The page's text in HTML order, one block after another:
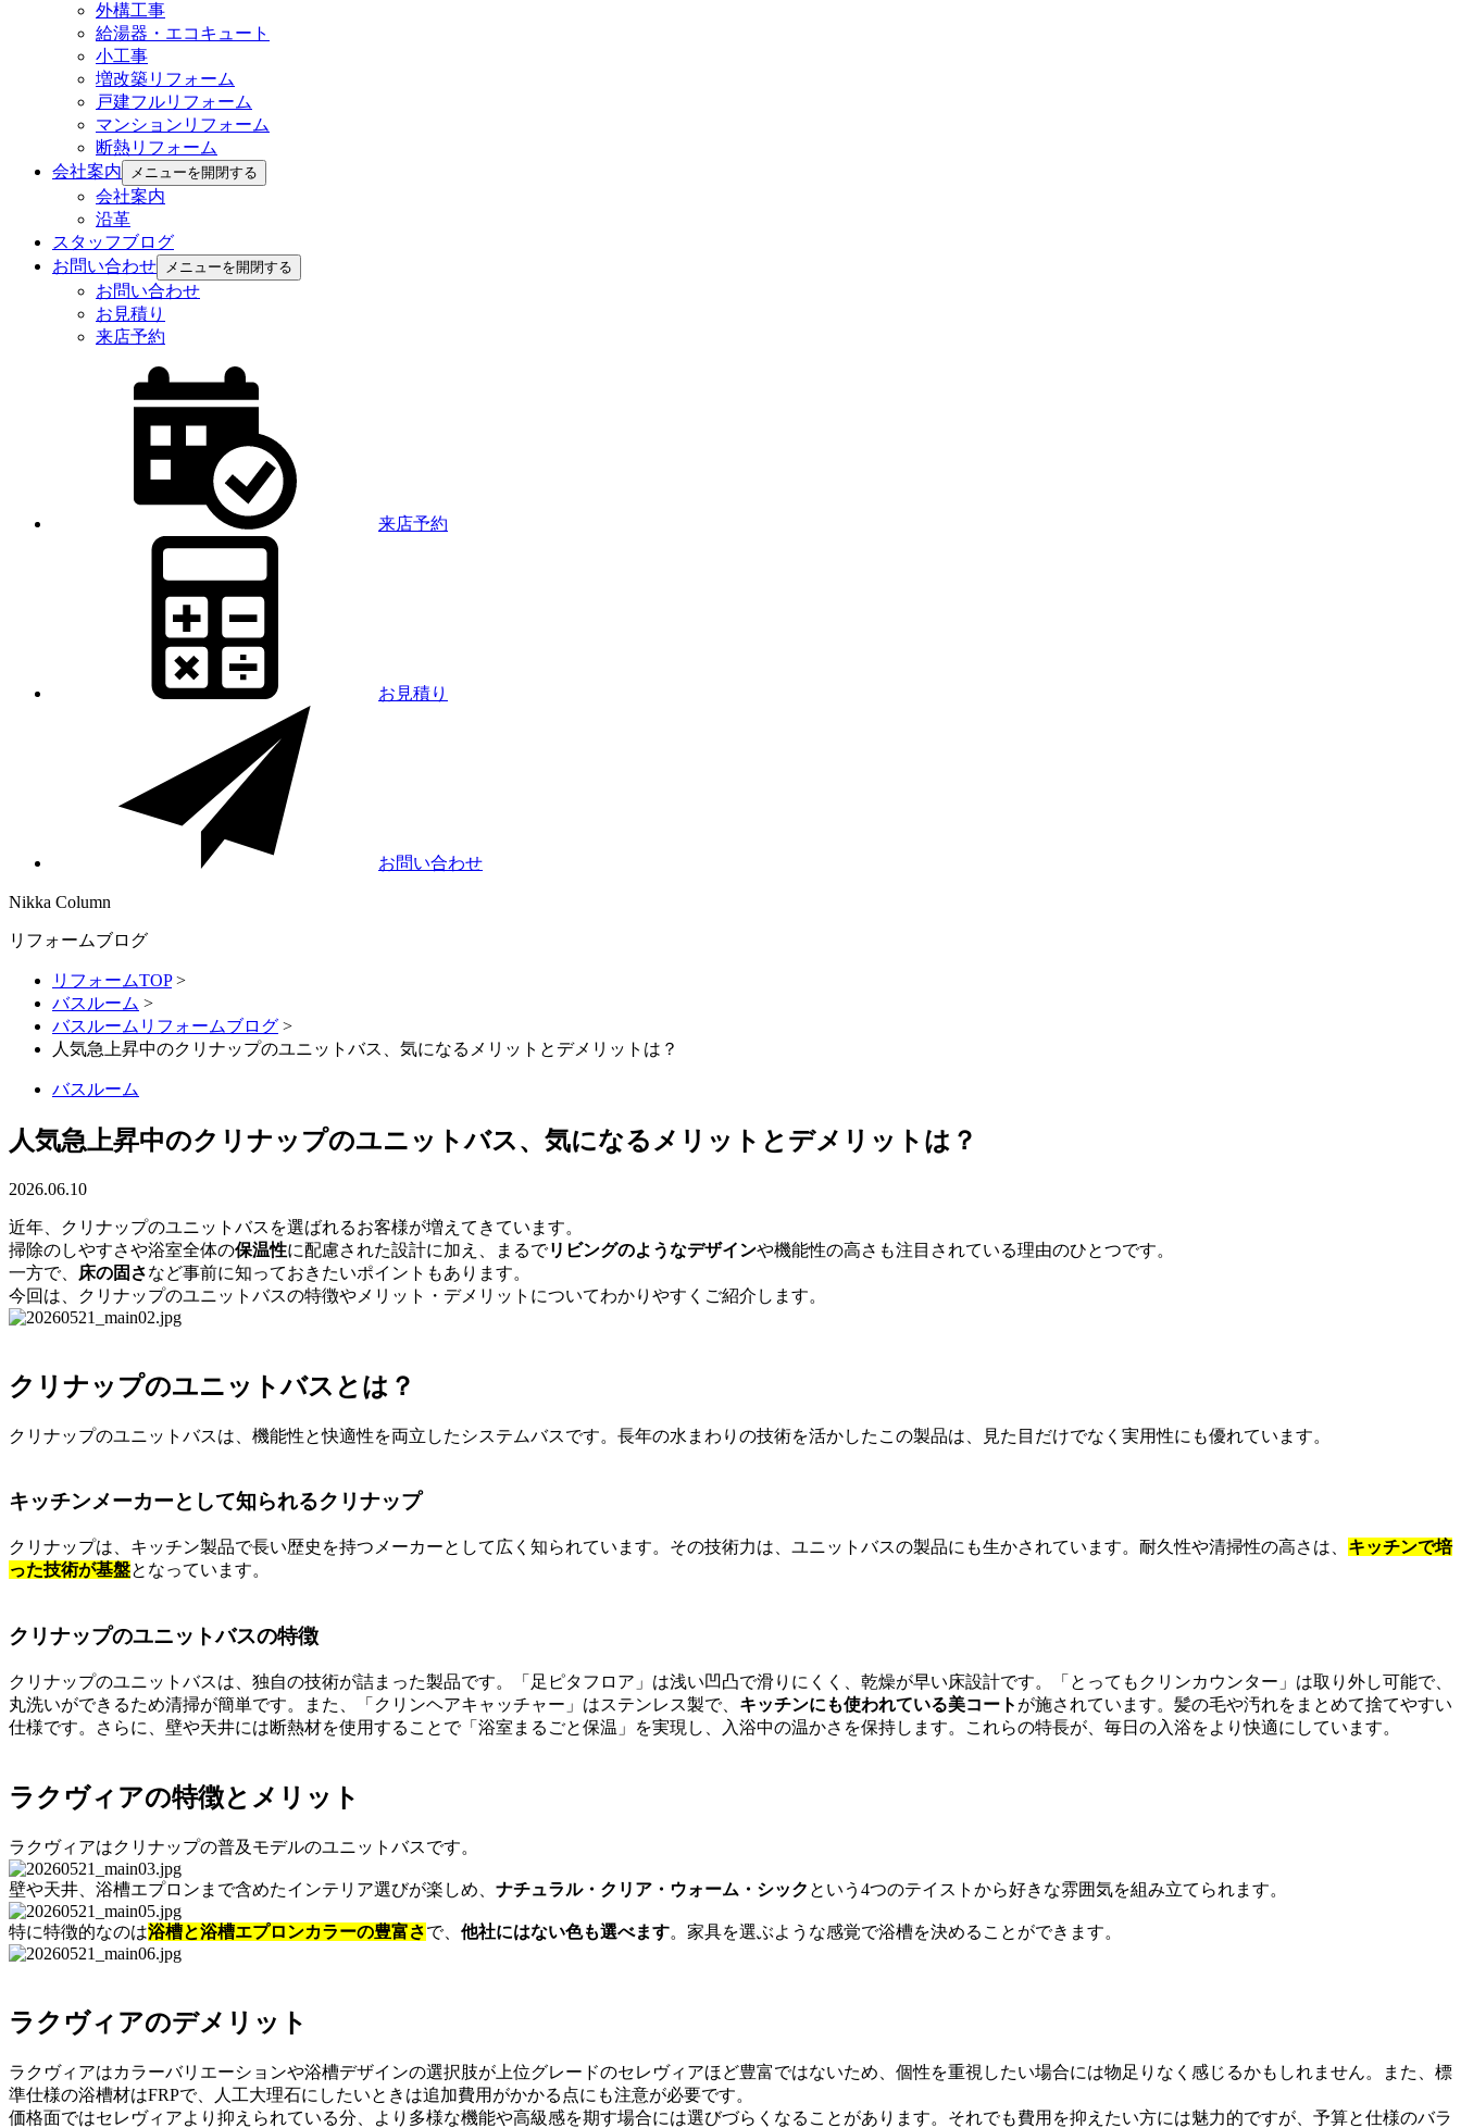
外構工事
給湯器・エコキュート
小工事
増改築リフォーム
戸建フルリフォーム
マンションリフォーム
断熱リフォーム
会社案内
メニューを開閉する
会社案内
沿革
スタッフブログ
お問い合わせ
メニューを開閉する
お問い合わせ
お見積り
来店予約
来店予約
お見積り
お問い合わせ
Nikka Column
リフォームブログ
リフォームTOP>
バスルーム >
バスルームリフォームブログ >
人気急上昇中のクリナップのユニットバス、気になるメリットとデメリットは？
バスルーム
人気急上昇中のクリナップのユニットバス、気になるメリットとデメリットは？
2026.06.10
近年、クリナップのユニットバスを選ばれるお客様が増えてきています。
掃除のしやすさや浴室全体の保温性に配慮された設計に加え、まるでリビングのようなデザインや機能性の高さも注目されている理由のひとつです。
一方で、
床の固さなど事前に知っておきたいポイントもあります。
今回は、クリナップのユニットバスの特徴やメリット・デメリットについてわかりやすくご紹介します。
クリナップのユニットバスとは？
クリナップのユニットバスは、機能性と快適性を両立したシステムバスです。長年の水まわりの技術を活かしたこの製品は、見た目だけでなく実用性にも優れています。
キッチンメーカーとして知られるクリナップ
クリナップは、キッチン製品で長い歴史を持つメーカーとして広く知られています。その技術力は、ユニットバスの製品にも生かされています。耐久性や清掃性の高さは、 キッチンで培
った技術が基盤となっています。
クリナップのユニットバスの特徴
クリナップのユニットバスは、独自の技術が詰まった製品です。「足ピタフロア」は浅い凹凸で滑りにくく、乾燥が早い床設計です。「とってもクリンカウンター」は取り外し可能で、
丸洗いができるため清掃が簡単です。また、「クリンヘアキャッチャー」はステンレス製で、 キッチンにも使われている美コート が施されています。髪の毛や汚れをまとめて捨てやすい
仕様です。さらに、壁や天井には断熱材を使用することで「浴室まるごと保温」を実現し、入浴中の温かさを保持します。これらの特長が、毎日の入浴をより快適にしています。
ラクヴィアの特徴とメリット
ラクヴィアはクリナップの普及モデルのユニットバスです。
壁や天井、浴槽エプロンまで含めたインテリア選びが楽しめ、 ナチュラル・クリア・ウォーム・シック という4つのテイストから好きな雰囲気を組み立てられます。
特に特徴的なのは浴槽と浴槽エプロンカラーの豊富さで、 他社にはない色も選べます。家具を選ぶような感覚で浴槽を決めることができます。
ラクヴィアのデメリット
ラクヴィアはカラーバリエーションや浴槽デザインの選択肢が上位グレードのセレヴィアほど豊富ではないため、個性を重視したい場合には物足りなく感じるかもしれません。また、標
準仕様の浴槽材はFRPで、人工大理石にしたいときは追加費用がかかる点にも注意が必要です。
価格面ではセレヴィアより抑えられている分、より多様な機能や高級感を期す場合には選びづらくなることがあります。それでも費用を抑えたい方には魅力的ですが、予算と仕様のバラ